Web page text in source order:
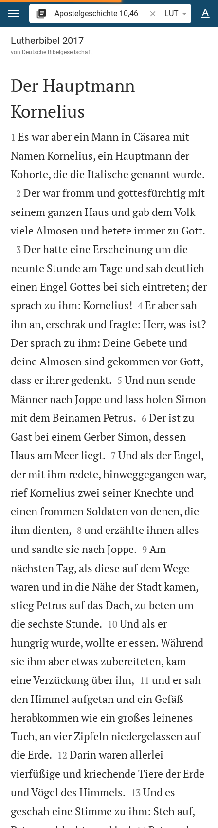
Zum Inhalt springen
Bibelstelle oder
LUT
Apostelgeschichte 10
Lutherbibel 2017
von Deutsche Bibelgesellschaft

Der Hauptmann
Kornelius

1 Es war aber ein Mann in Cäsarea mit
Namen Kornelius, ein Hauptmann der
Kohorte, die die Italische genannt wurde.

2 Der war fromm und gottesfürchtig mit
seinem ganzen Haus und gab dem Volk
viele Almosen und betete immer zu Gott.

3 Der hatte eine Erscheinung um die
neunte Stunde am Tage und sah deutlich
einen Engel Gottes bei sich eintreten; der
sprach zu ihm: Kornelius! 

4 Er aber sah
ihn an, erschrak und fragte: Herr, was ist?
Der sprach zu ihm: Deine Gebete und
deine Almosen sind gekommen vor Gott,
dass er ihrer gedenkt. 

5 Und nun sende
Männer nach Joppe und lass holen Simon
mit dem Beinamen Petrus. 

6 Der ist zu
Gast bei einem Gerber Simon, dessen
Haus am Meer liegt. 

7 Und als der Engel,
der mit ihm redete, hinweggegangen war,
rief Kornelius zwei seiner Knechte und
einen frommen Soldaten von denen, die
ihm dienten, 

8 und erzählte ihnen alles
und sandte sie nach Joppe. 

9 Am
nächsten Tag, als diese auf dem Wege
waren und in die Nähe der Stadt kamen,
stieg Petrus auf das Dach, zu beten um
die sechste Stunde. 

10 Und als er
hungrig wurde, wollte er essen. Während
sie ihm aber etwas zubereiteten, kam
eine Verzückung über ihn, 

11 und er sah
den Himmel aufgetan und ein Gefäß
herabkommen wie ein großes leinenes
Tuch, an vier Zipfeln niedergelassen auf
die Erde. 

12 Darin waren allerlei
vierfüßige und kriechende Tiere der Erde
und Vögel des Himmels. 

13 Und es
geschah eine Stimme zu ihm: Steh auf,